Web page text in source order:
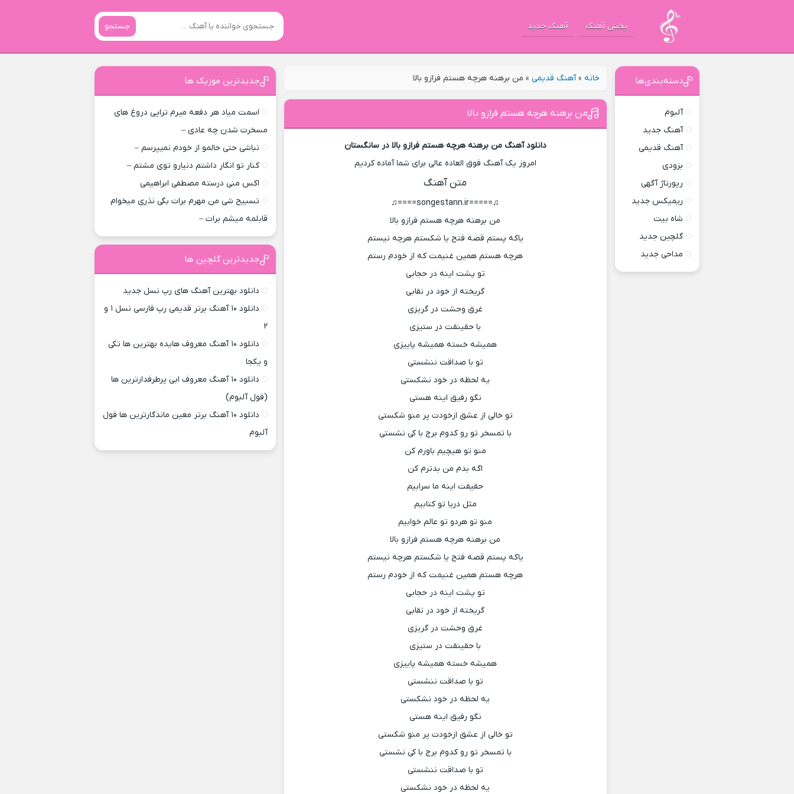
پخش آهنگ آهنگ جدید جستجو
خانه »آهنگ قدیمی » من برهنه هرچه هستم فرازو بالا
من برهنه هرچه هستم فرازو بالا
دانلود آهنگ من برهنه هرچه هستم فرازو بالا در سانگستان
امروز یک آهنگ فوق العاده عالی برای شما آماده کردیم
متن آهنگ
♫=====songestann.ir====♫
من برهنه هرچه هستم فرازو بالا
یاکه پستم قصه فتح یا شکستم هرچه نیستم
هرچه هستم همین غنیمت که از خودم رستم
تو پشت اینه در حجابی
گریخته از خود در نقابی
غرق وحشت در گریزی
با حقینقت در ستیزی
همیشه خسته همیشه پاییزی
تو با صداقت ننشستی
یه لحظه در خود نشکستی
نگو رفیق اینه هستی
تو خالی از عشق ازخودت پر منو شکستی
با تمسخر تو رو کدوم برج با کی نشستی
منو تو هیچیم باورم کن
اگه بدم من بدترم کن
حقیقت اینه ما سرابیم
مثل دریا تو کتابیم
منو تو هردو تو عالم خوابیم
من برهنه هرچه هستم فرازو بالا
یاکه پستم قصه فتح یا شکستم هرچه نیستم
هرچه هستم همین غنیمت که از خودم رستم
تو پشت اینه در حجابی
گریخته از خود در نقابی
غرق وحشت در گریزی
با حقینقت در ستیزی
همیشه خسته همیشه پاییزی
تو با صداقت ننشستی
یه لحظه در خود نشکستی
نگو رفیق اینه هستی
تو خالی از عشق ازخودت پر منو شکستی
با تمسخر تو رو کدوم برج با کی نشستی
تو با صداقت ننشستی
یه لحظه در خود نشکستی
دسته‌بندی‌ها
آلبوم
آهنگ جدید
آهنگ قدیمی
بزودی
رپورتاژ آگهی
ریمیکس جدید
شاه بیت
گلچین جدید
مداحی جدید
جدیدترین موزیک ها
اسمت میاد هر دفعه میرم تراپی دروغ‌ های
مسخرت شدن چه عادی –
نباشی حتی حالمو از خودم نمیپرسم –
کنار تو انگار داشتم دنیارو توی مشتم –
اکس منی درسته مصطفی ابراهیمی
تسبیح شی من مهرم برات بگی نذری میخوام
قابلمه میشم برات –
جدیدترین گلچین ها
دانلود بهترین آهنگ های رپ نسل جدید
دانلود ۱۰ آهنگ برتر قدیمی رپ فارسی نسل ۱ و
۲
دانلود ۱۰ آهنگ معروف هایده بهترین ها تکی
و یکجا
دانلود ۱۰ آهنگ معروف ابی پرطرفدارترین ها
(فول آلبوم)
دانلود ۱۰ آهنگ برتر معین ماندگارترین ها فول
آلبوم